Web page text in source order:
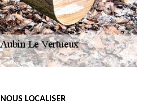
NOUS LOCALISER